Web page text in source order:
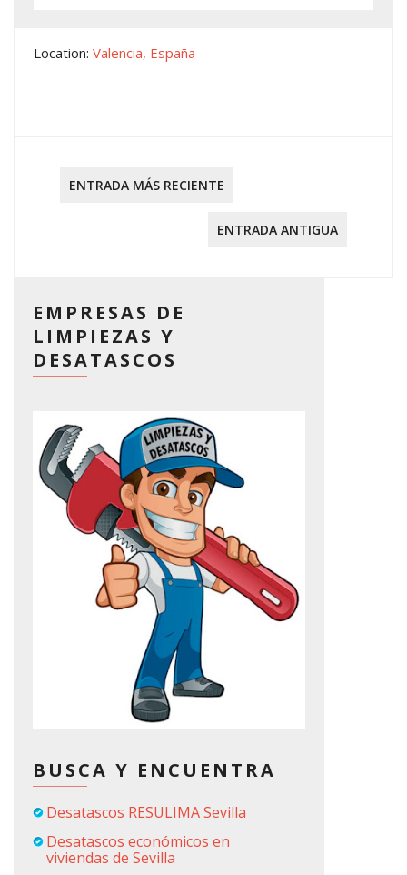
Location: Valencia, España
ENTRADA MÁS RECIENTE
ENTRADA ANTIGUA
EMPRESAS DE
LIMPIEZAS Y
DESATASCOS
BUSCA Y ENCUENTRA
Desatascos RESULIMA Sevilla
Desatascos económicos en
viviendas de Sevilla